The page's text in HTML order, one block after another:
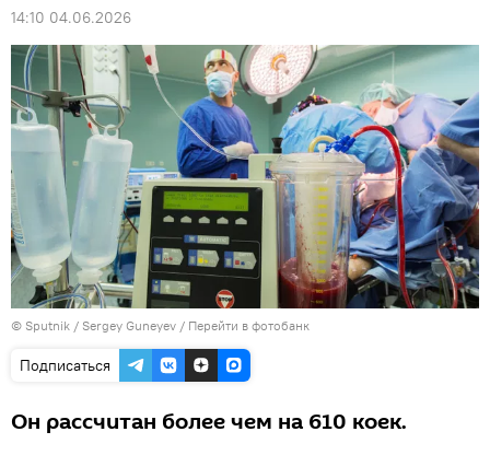
14:10 04.06.2026
© Sputnik / Sergey Guneyev / Перейти в фотобанк
Подписаться
Он рассчитан более чем на 610 коек.